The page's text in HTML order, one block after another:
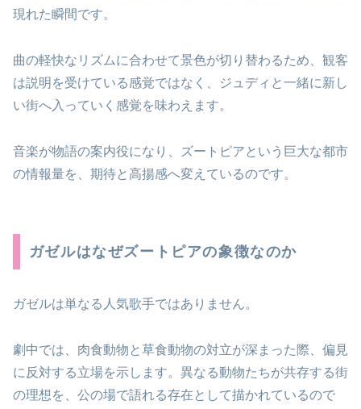
現れた瞬間です。
曲の軽快なリズムに合わせて景色が切り替わるため、観客
は説明を受けている感覚ではなく、ジュディと一緒に新し
い街へ入っていく感覚を味わえます。
音楽が物語の案内役になり、ズートピアという巨大な都市
の情報量を、期待と高揚感へ変えているのです。
ガゼルはなぜズートピアの象徴なのか
ガゼルは単なる人気歌手ではありません。
劇中では、肉食動物と草食動物の対立が深まった際、偏見
に反対する立場を示します。異なる動物たちが共存する街
の理想を、公の場で語れる存在として描かれているので